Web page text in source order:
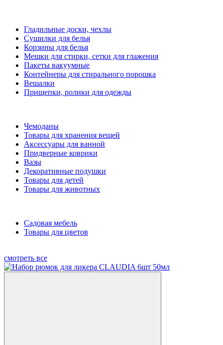
Гладильные доски, чехлы
Сушилки для белья
Корзины для белья
Мешки для стирки, сетки для глажения
Пакеты вакуумные
Контейнеры для стирального порошка
Вешалки
Прищепки, ролики для одежды
Чемоданы
Товары для хранения вещей
Аксессуары для ванной
Придверные коврики
Вазы
Декоративные подушки
Товары для детей
Товары для животных
Садовая мебель
Товары для цветов
смотреть все